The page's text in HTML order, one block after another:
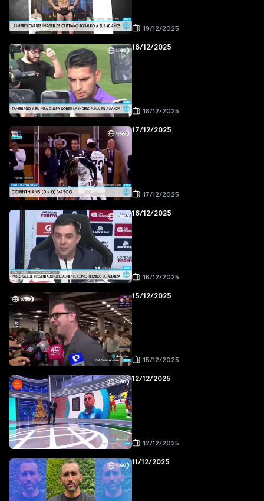
19/12/2025
18/12/2025
18/12/2025
17/12/2025
17/12/2025
16/12/2025
16/12/2025
15/12/2025
15/12/2025
12/12/2025
12/12/2025
11/12/2025